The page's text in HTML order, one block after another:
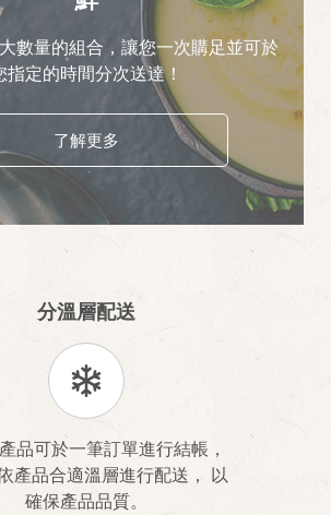
數量的組合，讓您一次購足並可於
指定的時間分次送達！
了解更多
分溫層配送
品可於一筆訂單進行結帳，
產品合適溫層進行配送， 以
確保產品品質。